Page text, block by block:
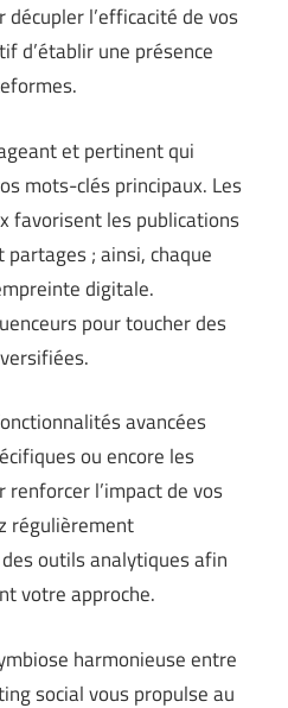
l’efficacité de vos
d’établir une présence
et pertinent qui
mots-clés principaux. Les
favorisent les publications
; ainsi, chaque
digitale.
pour toucher des
avancées
ou encore les
l’impact de vos
régulièrement
outils analytiques afin
votre approche.
harmonieuse entre
social vous propulse au